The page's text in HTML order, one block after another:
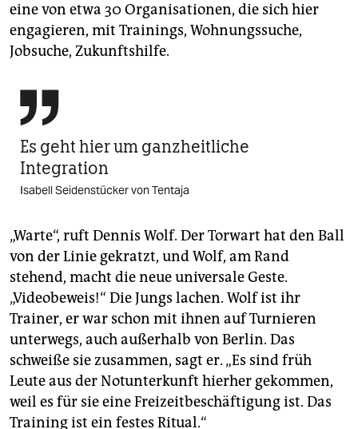
eine von etwa 30 Organisationen, die sich hier
engagieren, mit Trainings, Wohnungssuche,
Jobsuche, Zukunftshilfe.

Es geht hier um ganzheitliche
Integration
Isabell Seidenstücker von Tentaja
„Warte“, ruft Dennis Wolf. Der Torwart hat den Ball
von der Linie gekratzt, und Wolf, am Rand
stehend, macht die neue universale Geste.
„Videobeweis!“ Die Jungs lachen. Wolf ist ihr
Trainer, er war schon mit ihnen auf Turnieren
unterwegs, auch außerhalb von Berlin. Das
schweiße sie zusammen, sagt er. „Es sind früh
Leute aus der Notunterkunft hierher gekommen,
weil es für sie eine Freizeitbeschäftigung ist. Das
Training ist ein festes Ritual.“